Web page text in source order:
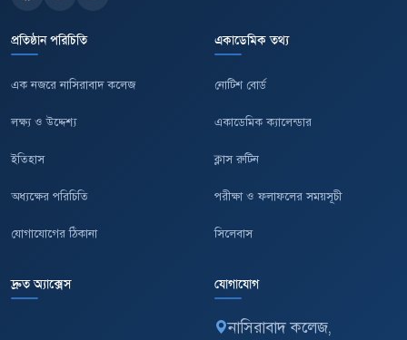
প্রতিষ্ঠান পরিচিতি
এক নজরে নাসিরাবাদ কলেজ
লক্ষ্য ও উদ্দেশ্য
ইতিহাস
অধ্যক্ষের পরিচিতি
যোগাযোগের ঠিকানা
একাডেমিক তথ্য
নোটিশ বোর্ড
একাডেমিক ক্যালেন্ডার
ক্লাস রুটিন
পরীক্ষা ও ফলাফলের সময়সূচী
সিলেবাস
দ্রুত অ্যাক্সেস যোগাযোগ
নাসিরাবাদ কলেজ,